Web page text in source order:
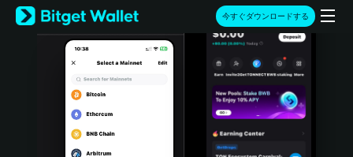
Türkçe
Italiano
Português (Portugal)
Bahasa Indonesia
今すぐダウンロードする